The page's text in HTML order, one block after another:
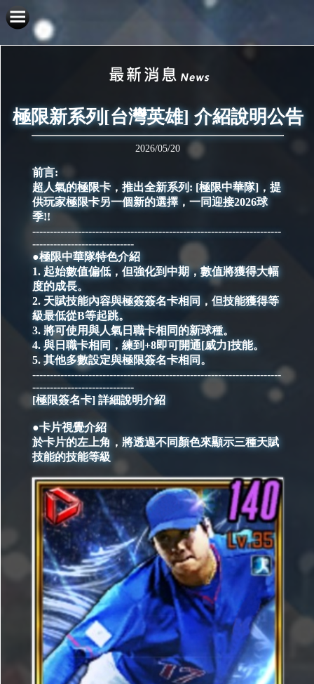
極限新系列[台灣英雄] 介紹說明公告
2026/05/20
前言:
超人氣的極限卡，推出全新系列: [極限中華隊]，提
供玩家極限卡另一個新的選擇，一同迎接2026球
季!!
-----------------------------------------------------------------------
-----------------------------
●極限中華隊特色介紹
1. 起始數值偏低，但強化到中期，數值將獲得大幅
度的成長。
2. 天賦技能內容與極簽簽名卡相同，但技能獲得等
級最低從B等起跳。
3. 將可使用與人氣日職卡相同的新球種。
4. 與日職卡相同，練到+8即可開通[威力]技能。
5. 其他多數設定與極限簽名卡相同。
-----------------------------------------------------------------------
-----------------------------
[極限簽名卡] 詳細說明介紹
●卡片視覺介紹
於卡片的左上角，將透過不同顏色來顯示三種天賦
技能的技能等級